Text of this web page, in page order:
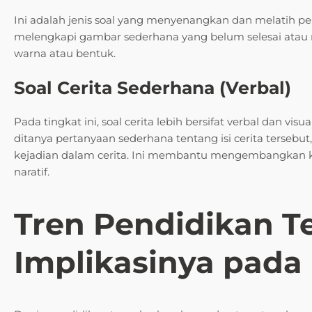
Ini adalah jenis soal yang menyenangkan dan melatih
melengkapi gambar sederhana yang belum selesai
warna atau bentuk.
Soal Cerita Sederhana (Verbal)
Pada tingkat ini, soal cerita lebih bersifat verbal dan
ditanya pertanyaan sederhana tentang isi cerita
kejadian dalam cerita. Ini membantu
naratif.
Tren Pendidikan
Implikasinya pada